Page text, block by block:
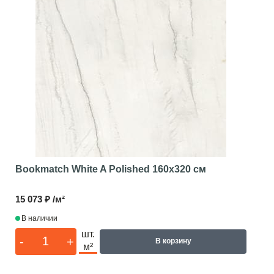
Bookmatch White A Polished 160x320 см
15 073 ₽ /м²
В наличии
- +
шт.
м²
В корзину